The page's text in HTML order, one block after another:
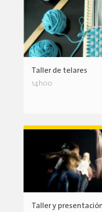
Taller de telares
14h00
Taller y